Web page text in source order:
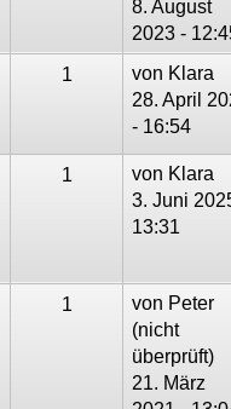
8. August
2023 -
1 von Klara
28. April
- 16:54
1 von Klara
3. Juni
13:31
1 von Peter
(nicht
überprüft)
21. März